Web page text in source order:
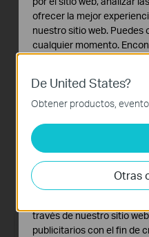
un módem DSL y un
enrutador TP-Link
Internet con un módem
DSL y un enrutador TP-
Link, este video puede
ayudarlo a resolver el
problema.
De United States?
Obtener productos,
Otras
ofrecer la mejor
nuestro sitio web. Puedes
cualquier momento.
Cookies Básicas
Estas cookies son
del sitio web y no pueden
Cookies de Análisis y de
Las cookies de análisis
actividades en nuestro
adaptar la funcionalidad
través de nuestro sitio
publicitarios con el fin de